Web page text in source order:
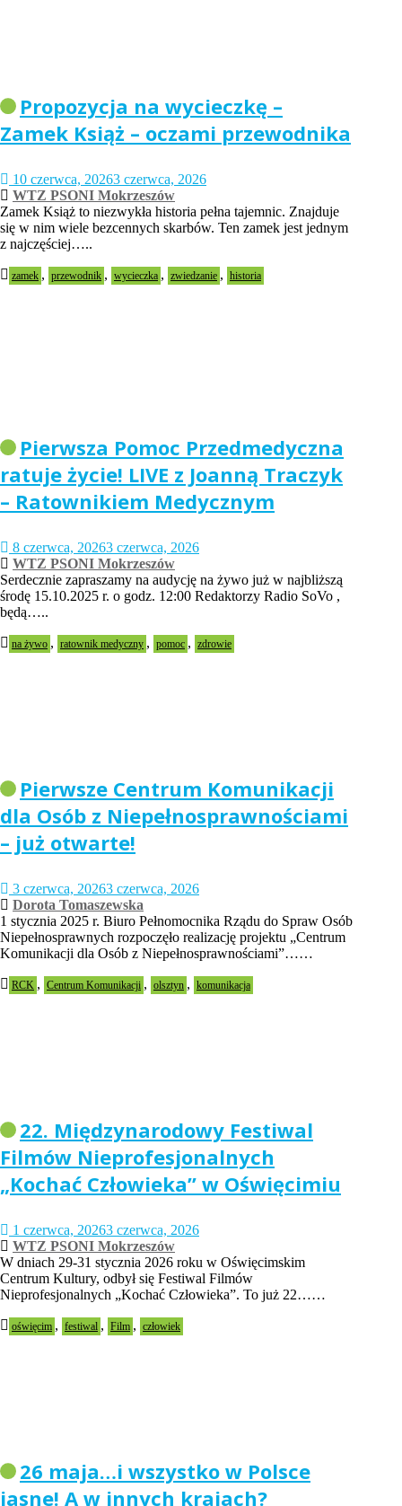
Propozycja na wycieczkę –
Zamek Książ – oczami przewodnika
10 czerwca, 20263 czerwca, 2026
WTZ PSONI Mokrzeszów
Zamek Książ to niezwykła historia pełna tajemnic. Znajduje
się w nim wiele bezcennych skarbów. Ten zamek jest jednym
z najczęściej…..
zamek , przewodnik , wycieczka , zwiedzanie , historia
Pierwsza Pomoc Przedmedyczna
ratuje życie! LIVE z Joanną Traczyk
– Ratownikiem Medycznym
8 czerwca, 20263 czerwca, 2026
WTZ PSONI Mokrzeszów
Serdecznie zapraszamy na audycję na żywo już w najbliższą
środę 15.10.2025 r. o godz. 12:00 Redaktorzy Radio SoVo ,
będą…..
na żywo , ratownik medyczny , pomoc , zdrowie
Pierwsze Centrum Komunikacji
dla Osób z Niepełnosprawnościami
– już otwarte!
3 czerwca, 20263 czerwca, 2026
Dorota Tomaszewska
1 stycznia 2025 r. Biuro Pełnomocnika Rządu do Spraw Osób
Niepełnosprawnych rozpoczęło realizację projektu „Centrum
Komunikacji dla Osób z Niepełnosprawnościami”……
RCK , Centrum Komunikacji , olsztyn , komunikacja
22. Międzynarodowy Festiwal
Filmów Nieprofesjonalnych
„Kochać Człowieka” w Oświęcimiu
1 czerwca, 20263 czerwca, 2026
WTZ PSONI Mokrzeszów
W dniach 29-31 stycznia 2026 roku w Oświęcimskim
Centrum Kultury, odbył się Festiwal Filmów
Nieprofesjonalnych „Kochać Człowieka”. To już 22……
oświęcim , festiwal , Film , człowiek
26 maja…i wszystko w Polsce
jasne! A w innych krajach?